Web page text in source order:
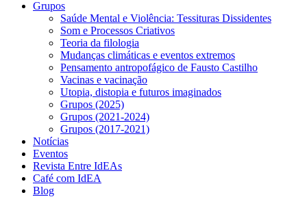
Grupos
Saúde Mental e Violência: Tessituras Dissidentes
Som e Processos Criativos
Teoria da filologia
Mudanças climáticas e eventos extremos
Pensamento antropofágico de Fausto Castilho
Vacinas e vacinação
Utopia, distopia e futuros imaginados
Grupos (2025)
Grupos (2021-2024)
Grupos (2017-2021)
Notícias
Eventos
Revista Entre IdEAs
Café com IdEA
Blog